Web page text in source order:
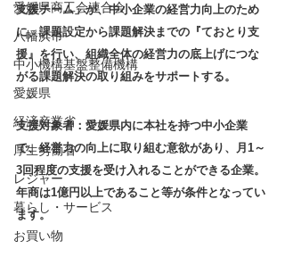
愛媛県商工会連合会
八幡浜市
中小機構基盤整備機構
愛媛県
経済産業省
厚生労働省
レジャー
暮らし・サービス
お買い物
支援チーム」が、中小企業の経営力向上のため
に、課題設定から課題解決までの『ておとり支
援』を行い、組織全体の経営力の底上げにつな
がる課題解決の取り組みをサポートする。
支援対象者：愛媛県内に本社を持つ中小企業
で、経営力の向上に取り組む意欲があり、月1～
3回程度の支援を受け入れることができる企業。
年商は1億円以上であること等が条件となってい
ます。